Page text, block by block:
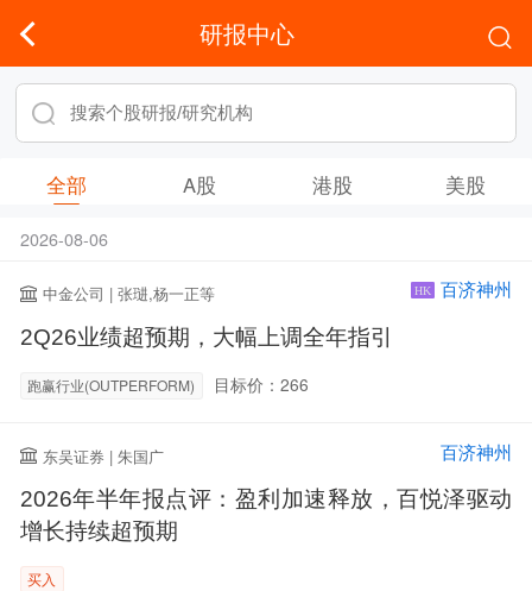
研报中心
全部 A股 港股 美股
2026-08-06
中金公司 | 张琎,杨一正等 HK 百济神州
2Q26业绩超预期，大幅上调全年指引
跑赢行业(OUTPERFORM) 目标价：266
东吴证券 | 朱国广 百济神州
2026年半年报点评：盈利加速释放，百悦泽驱动
增长持续超预期
买入